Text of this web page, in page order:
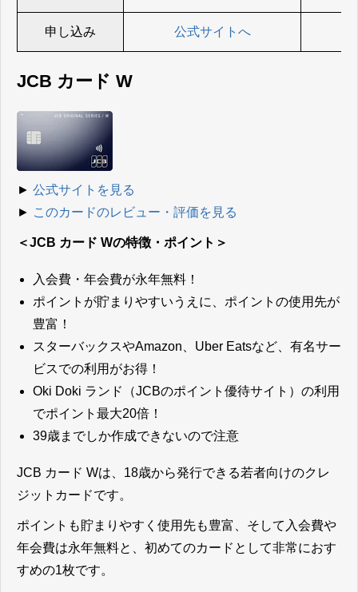
申し込み 公式サイトへ
JCB カード W
► 公式サイトを見る
► このカードのレビュー・評価を見る
＜JCB カード Wの特徴・ポイント＞
入会費・年会費が永年無料！
ポイントが貯まりやすいうえに、ポイントの使用先が
豊富！
スターバックスやAmazon、Uber Eatsなど、有名サー
ビスでの利用がお得！
Oki Doki ランド（JCBのポイント優待サイト）の利用
でポイント最大20倍！
39歳までしか作成できないので注意
JCB カード Wは、18歳から発行できる若者向けのクレ
ジットカードです。
ポイントも貯まりやすく使用先も豊富、そして入会費や
年会費は永年無料と、初めてのカードとして非常におす
すめの1枚です。